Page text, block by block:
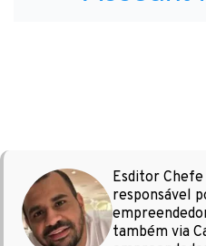
Esditor
responsável
também via